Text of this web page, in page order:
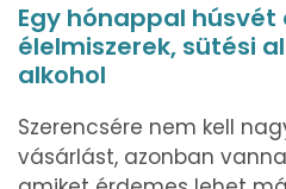
Egy hónappal
élelmiszerek, sütési
alkohol
Szerencsére nem kell
vásárlást, azonban